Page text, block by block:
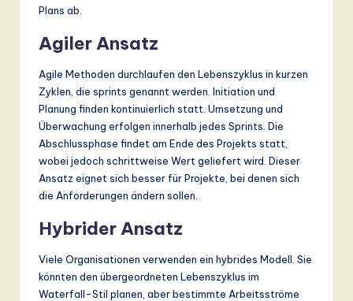
Plans ab.
Agiler Ansatz
Agile Methoden durchlaufen den Lebenszyklus in kurzen
Zyklen, die sprints genannt werden. Initiation und
Planung finden kontinuierlich statt. Umsetzung und
Überwachung erfolgen innerhalb jedes Sprints. Die
Abschlussphase findet am Ende des Projekts statt,
wobei jedoch schrittweise Wert geliefert wird. Dieser
Ansatz eignet sich besser für Projekte, bei denen sich
die Anforderungen ändern sollen.
Hybrider Ansatz
Viele Organisationen verwenden ein hybrides Modell. Sie
könnten den übergeordneten Lebenszyklus im
Waterfall-Stil planen, aber bestimmte Arbeitsströme